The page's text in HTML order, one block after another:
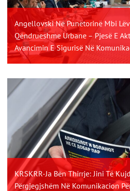
Angellovski Në Punëtorinë Mbi
Qëndrueshme Urbane – Pjesë E
Avancimin E Sigurisë Në
KRSKRR-Ja Bën Thirrje: Jini Të
Përgjegjshëm Në Komunikacion